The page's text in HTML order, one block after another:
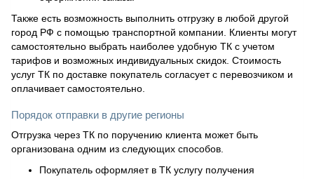
Также есть возможность выполнить отгрузку в любой другой
город РФ с помощью транспортной компании. Клиенты могут
самостоятельно выбрать наиболее удобную ТК с учетом
тарифов и возможных индивидуальных скидок. Стоимость
услуг ТК по доставке покупатель согласует с перевозчиком и
оплачивает самостоятельно.
Порядок отправки в другие регионы
Отгрузка через ТК по поручению клиента может быть
организована одним из следующих способов.
Покупатель оформляет в ТК услугу получения